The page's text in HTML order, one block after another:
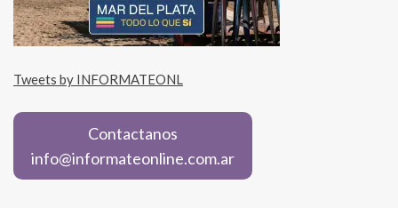
Tweets by INFORMATEONL
Contactanos
info@informateonline.com.ar